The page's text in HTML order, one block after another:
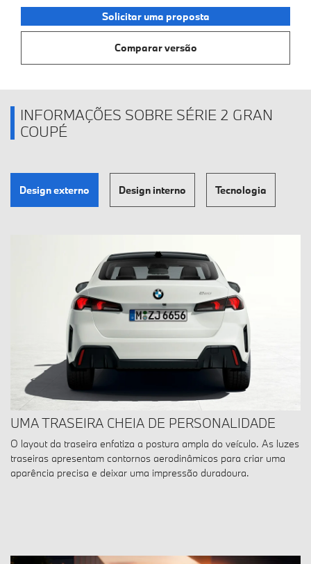
Solicitar uma proposta
Comparar versão
INFORMAÇÕES SOBRE SÉRIE 2 GRAN
COUPÉ
Design externo Design interno Tecnologia
UMA TRASEIRA CHEIA DE PERSONALIDADE
O layout da traseira enfatiza a postura ampla do veículo. As luzes
traseiras apresentam contornos aerodinâmicos para criar uma
aparência precisa e deixar uma impressão duradoura.